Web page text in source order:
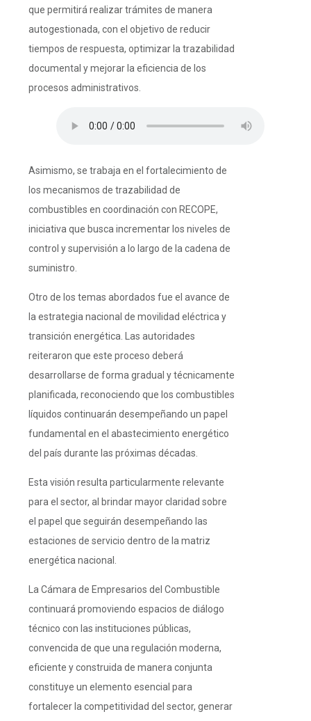
que permitirá realizar trámites de manera
autogestionada, con el objetivo de reducir
tiempos de respuesta, optimizar la trazabilidad
documental y mejorar la eficiencia de los
procesos administrativos.
Asimismo, se trabaja en el fortalecimiento de
los mecanismos de trazabilidad de
combustibles en coordinación con RECOPE,
iniciativa que busca incrementar los niveles de
control y supervisión a lo largo de la cadena de
suministro.
Otro de los temas abordados fue el avance de
la estrategia nacional de movilidad eléctrica y
transición energética. Las autoridades
reiteraron que este proceso deberá
desarrollarse de forma gradual y técnicamente
planificada, reconociendo que los combustibles
líquidos continuarán desempeñando un papel
fundamental en el abastecimiento energético
del país durante las próximas décadas.
Esta visión resulta particularmente relevante
para el sector, al brindar mayor claridad sobre
el papel que seguirán desempeñando las
estaciones de servicio dentro de la matriz
energética nacional.
La Cámara de Empresarios del Combustible
continuará promoviendo espacios de diálogo
técnico con las instituciones públicas,
convencida de que una regulación moderna,
eficiente y construida de manera conjunta
constituye un elemento esencial para
fortalecer la competitividad del sector, generar